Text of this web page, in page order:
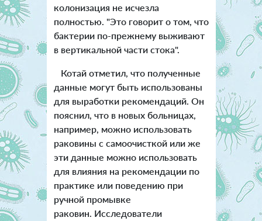
колонизация не исчезла
полностью. "Это говорит о том, что
бактерии по-прежнему выживают
в вертикальной части стока".
Котай отметил, что полученные
данные могут быть использованы
для выработки рекомендаций. Он
пояснил, что в новых больницах,
например, можно использовать
раковины с самоочисткой или же
эти данные можно использовать
для влияния на рекомендации по
практике или поведению при
ручной промывке
раковин. Исследователи